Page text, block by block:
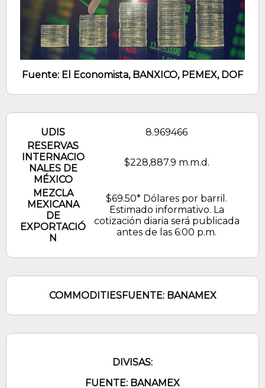
Fuente: El Economista, BANXICO, PEMEX, DOF
UDIS
8.969466
RESERVAS
INTERNACIO
NALES DE
MÉXICO
$228,887.9 m.m.d.
MEZCLA
MEXICANA
DE
EXPORTACIÓ
N
$69.50* Dólares por barril.
Estimado informativo. La
cotización diaria será publicada
antes de las 6:00 p.m.
COMMODITIESFUENTE: BANAMEX
DIVISAS:
FUENTE: BANAMEX